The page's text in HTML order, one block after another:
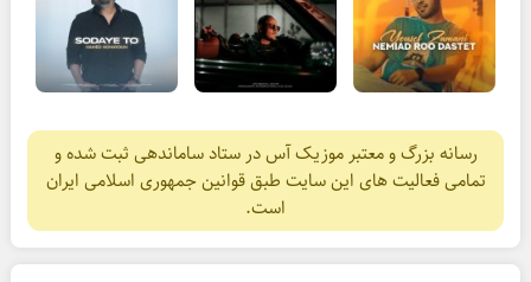
رسانه بزرگ و معتبر موزیک آس در ستاد ساماندهی ثبت شده و
تمامی فعالیت های این سایت طبق قوانین جمهوری اسلامی ایران
است.